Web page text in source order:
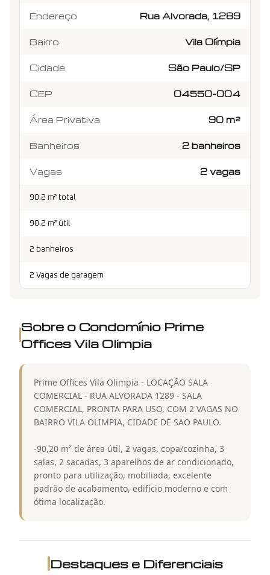
Endereço Rua Alvorada, 1289
Bairro Vila Olímpia
Cidade São Paulo/SP
CEP 04550-004
Área Privativa 90 m²
Banheiros 2 banheiros
Vagas 2 vagas
90.2 m² total
90.2 m² útil
2 banheiros
2 Vagas de garagem
Sobre o Condomínio Prime
Offices Vila Olimpia
Prime Offices Vila Olimpia - LOCAÇÃO SALA
COMERCIAL - RUA ALVORADA 1289 - SALA
COMERCIAL, PRONTA PARA USO, COM 2 VAGAS NO
BAIRRO VILA OLIMPIA, CIDADE DE SAO PAULO.
-90,20 m² de área útil, 2 vagas, copa/cozinha, 3
salas, 2 sacadas, 3 aparelhos de ar condicionado,
pronto para utilização, mobiliada, excelente
padrão de acabamento, edifício moderno e com
ótima localização.
Destaques e Diferenciais